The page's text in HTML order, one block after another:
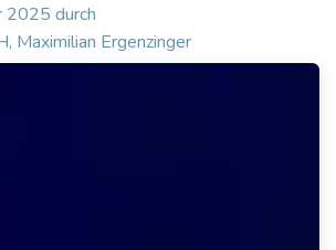
2025 durch
Maximilian Ergenzinger